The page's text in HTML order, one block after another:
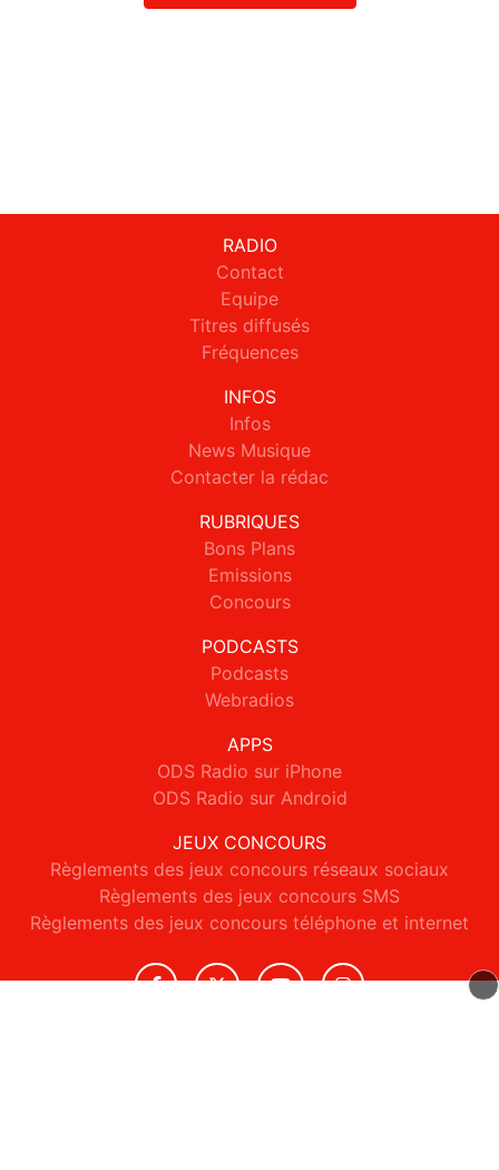
RADIO
Contact
Equipe
Titres diffusés
Fréquences
INFOS
Infos
News Musique
Contacter la rédac
RUBRIQUES
Bons Plans
Emissions
Concours
PODCASTS
Podcasts
Webradios
APPS
ODS Radio sur iPhone
ODS Radio sur Android
JEUX CONCOURS
Règlements des jeux concours réseaux sociaux
Règlements des jeux concours SMS
Règlements des jeux concours téléphone et internet